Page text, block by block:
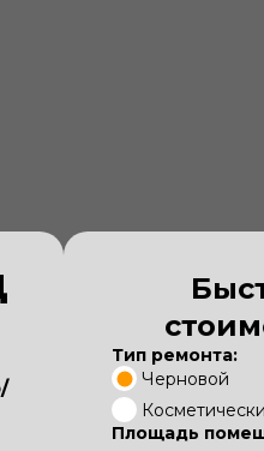
Тип ремонта:
Черновой
Площадь